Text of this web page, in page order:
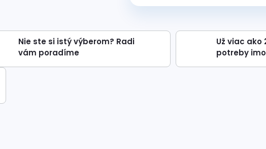
Nie ste si istý výberom? Radi
vám poradíme
Už viac ako
potreby